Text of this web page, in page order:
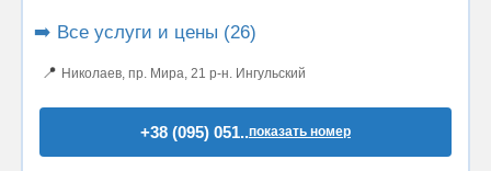
➡️ Все услуги и цены (26)
📍 Николаев, пр. Мира, 21 р-н. Ингульский
+38 (095) 051..показать номер